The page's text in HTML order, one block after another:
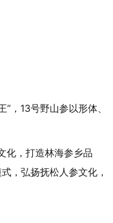
，13号野山参以形体、
化，打造林海参乡品
，弘扬抚松人参文化，